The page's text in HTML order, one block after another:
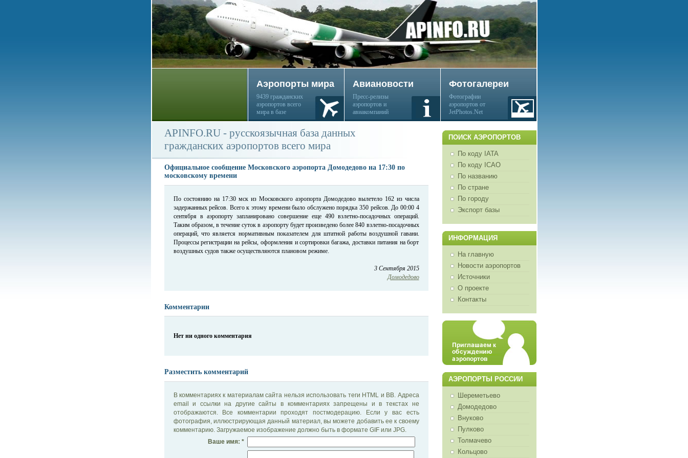
Аэропорты мира
9439 гражданских
аэропортов всего
мира в базе
Авиановости
Пресс-релизы
аэропортов и
авиакомпаний
Фотогалереи
Фотографии
аэропортов от
JetPhotos.Net
ПОИСК АЭРОПОРТОВ
По коду IATA
По коду ICAO
По названию
По стране
По городу
Экспорт базы
ИНФОРМАЦИЯ
На главную
Новости аэропортов
Источники
О проекте
Контакты
АЭРОПОРТЫ РОССИИ
Шереметьево
Домодедово
Внуково
Пулково
Толмачево
Кольцово
APINFO.RU - русскоязычная база данных
гражданских аэропортов всего мира
Официальное сообщение Московского аэропорта Домодедово на 17:30 по
московскому времени
По состоянию на 17:30 мск из Московского аэропорта Домодедово вылетело 162 из числа
задержанных рейсов. Всего к этому времени было обслужено порядка 350 рейсов. До 00:00 4
сентября в аэропорту запланировано совершение еще 490 взлетно-посадочных операций.
Таким образом, в течение суток в аэропорту будет произведено более 840 взлетно-посадочных
операций, что является нормативным показателем для штатной работы воздушной гавани.
Процессы регистрации на рейсы, оформления и сортировки багажа, доставки питания на борт
воздушных судов также осуществляются плановом режиме.
3 Сентября 2015
Домодедово
Комментарии
Нет ни одного комментария
Разместить комментарий
В комментариях к материалам сайта нельзя использовать теги HTML и BB. Адреса
email и ссылки на другие сайты в комментариях запрещены и в текстах не
отображаются. Все комментарии проходят постмодерацию. Если у вас есть
фотография, иллюстрирующая данный материал, вы можете добавить ее к своему
комментарию. Загружаемое изображение должно быть в формате GIF или JPG.
Ваше имя: *